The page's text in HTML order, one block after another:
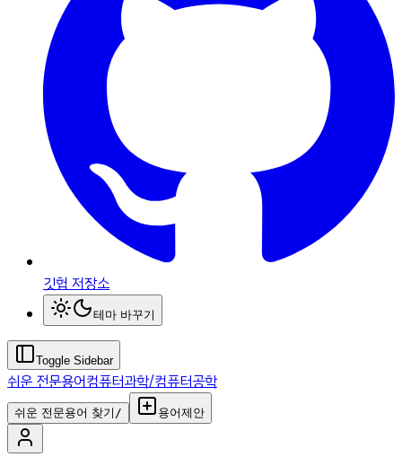
깃헙 저장소
테마 바꾸기
Toggle Sidebar
쉬운 전문용어컴퓨터과학/컴퓨터공학
쉬운 전문용어 찾기 / 용어제안